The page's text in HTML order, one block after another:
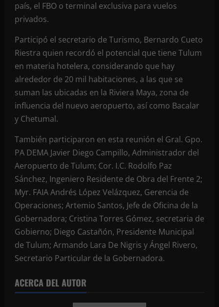
país, el FBO o terminal exclusiva para vuelos
privados.
Participó el secretario de Turismo, Bernardo Cueto
Riestra quien recordó el potencial que tiene Tulum
en materia hotelera, considerando que hay
alrededor de 20 mil habitaciones, a las que se
suman las ubicadas en la Riviera Maya, zona de
influencia del nuevo aeropuerto, así como Bacalar
y Chetumal.
También participaron en esta reunión el Gral. Gpo.
PA DEMA Javier Diego Campillo, Administrador del
Aeropuerto de Tulum; Cor. I.C. Rodolfo Paz
Sánchez, Ingeniero Residente de Obra del Frente 2;
Myr. FAIA Andrés López Velázquez, Gerencia de
Operaciones; Artemio Santos, Jefe de Oficina de la
Gobernadora; Cristina Torres Gómez, secretaria de
Gobierno; Diego Castañón, Presidente Municipal
de Tulum; Armando Lara De Nigris y Ángel Rivero,
Secretario Particular de la Gobernadora.
ACERCA DEL AUTOR